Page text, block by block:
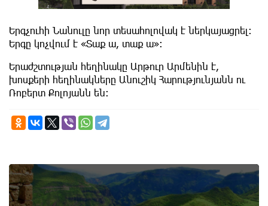
Երգչուհի Նանուլը նոր տեսահոլովակ է ներկայացրել։
Երգը կոչվում է «Տաք ա, տաք ա»։
Երաժշտության հեղինակը Արթուր Արմենին է,
խոսքերի հեղինակները Անուշիկ Հարությունյանն ու
Ռոբերտ Քոլոյանն են։
6th of August